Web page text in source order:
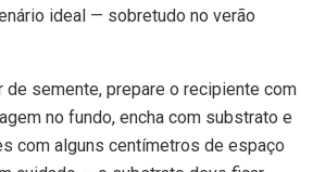
ideal — sobretudo no verão
de semente, prepare o recipiente com
no fundo, encha com substrato e
com alguns centímetros de espaço